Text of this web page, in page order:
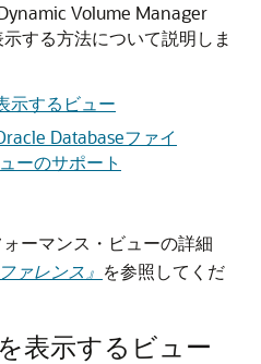
Volume Manager
する方法について説明しま
示するビュー
Databaseファイ
ーのサポート
ーマンス・ビューの詳細
ァレンス』 を参照してくだ
表示するビュー